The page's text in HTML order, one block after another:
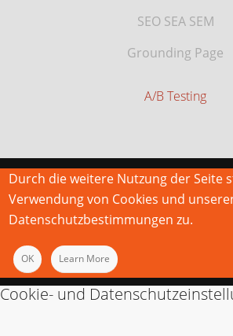
SEO SEA SEM
Grounding Page
A/B Testing
Durch die weitere Nutzung der Seite
Verwendung von Cookies und
Datenschutzbestimmungen zu.
OK Learn More
Cookie- und